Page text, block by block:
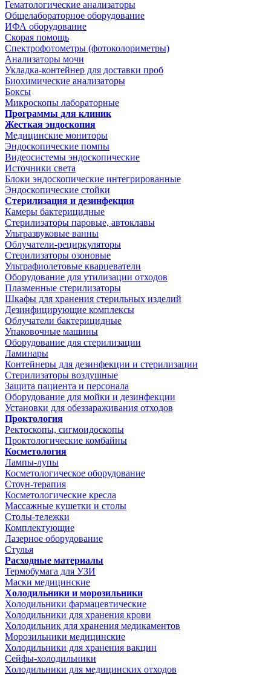
Гематологические анализаторы
Общелабораторное оборудование
ИФА оборудование
Скорая помощь
Спектрофотометры (фотоколориметры)
Анализаторы мочи
Укладка-контейнер для доставки проб
Биохимические анализаторы
Боксы
Микроскопы лабораторные
Программы для клиник
Жесткая эндоскопия
Медицинские мониторы
Эндоскопические помпы
Видеосистемы эндоскопические
Источники света
Блоки эндоскопические интегрированные
Эндоскопические стойки
Стерилизация и дезинфекция
Камеры бактерицидные
Стерилизаторы паровые, автоклавы
Ультразвуковые ванны
Облучатели-рециркуляторы
Стерилизаторы озоновые
Ультрафиолетовые кварцеватели
Оборудование для утилизации отходов
Плазменные стерилизаторы
Шкафы для хранения стерильных изделий
Дезинфицирующие комплексы
Облучатели бактерицидные
Упаковочные машины
Оборудование для стерилизации
Ламинары
Контейнеры для дезинфекции и стерилизации
Стерилизаторы воздушные
Защита пациента и персонала
Оборудование для мойки и дезинфекции
Установки для обеззараживания отходов
Проктология
Ректоскопы, сигмоидоскопы
Проктологические комбайны
Косметология
Лампы-лупы
Косметологическое оборудование
Стоун-терапия
Косметологические кресла
Массажные кушетки и столы
Столы-тележки
Комплектующие
Лазерное оборудование
Стулья
Расходные материалы
Термобумага для УЗИ
Маски медицинские
Холодильники и морозильники
Холодильники фармацевтические
Холодильники для хранения крови
Холодильник для хранения медикаментов
Морозильники медицинские
Холодильники для хранения вакцин
Сейфы-холодильники
Холодильники для медицинских отходов